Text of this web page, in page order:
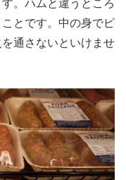
。ハムと違うところ
とです。中の身でピ
通さないといけませ